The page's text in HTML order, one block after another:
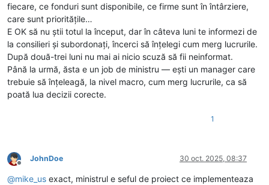
fiecare, ce fonduri sunt disponibile, ce firme sunt în întârziere,
care sunt prioritățile…
E OK să nu știi totul la început, dar în câteva luni te informezi de
la consilieri și subordonați, încerci să înțelegi cum merg lucrurile.
După două-trei luni nu mai ai nicio scuză să fii neinformat.
Până la urmă, ăsta e un job de ministru — ești un manager care
trebuie să înțeleagă, la nivel macro, cum merg lucrurile, ca să
poată lua decizii corecte.
1
Deconectat
JohnDoe 30 oct. 2025, 08:37
@mike_us exact, ministrul e seful de proiect ce implementeaza